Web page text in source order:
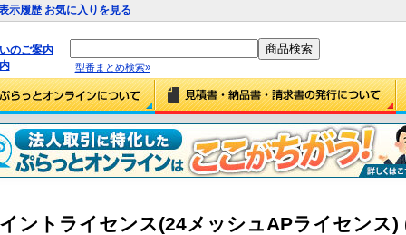
示履歴 お気に入りを見る
のご案内
型番まとめ検索»
ントライセンス(24メッシュAPライセンス)